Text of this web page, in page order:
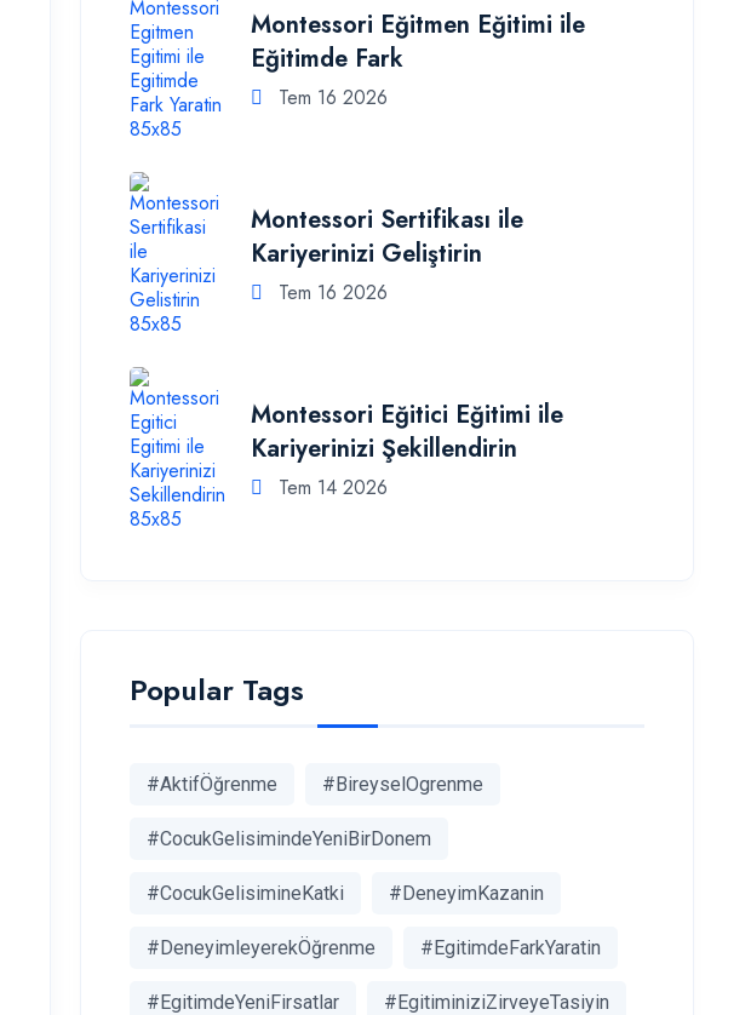
Montessori Eğitmen Eğitimi ile
Eğitimde Fark
Tem 16 2026
Montessori Sertifikası ile
Kariyerinizi Geliştirin
Tem 16 2026
Montessori Eğitici Eğitimi ile
Kariyerinizi Şekillendirin
Tem 14 2026
Popular Tags
#AktifÖğrenme #BireyselOgrenme
#CocukGelisimindeYeniBirDonem
#CocukGelisimineKatki #DeneyimKazanin
#DeneyimleyerekÖğrenme #EgitimdeFarkYaratin
#EgitimdeYeniFirsatlar #EgitiminiziZirveyeTasiyin